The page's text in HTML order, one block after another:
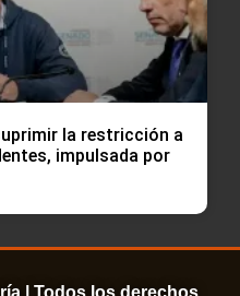
la restricción a
impulsada por
| Todos los derechos